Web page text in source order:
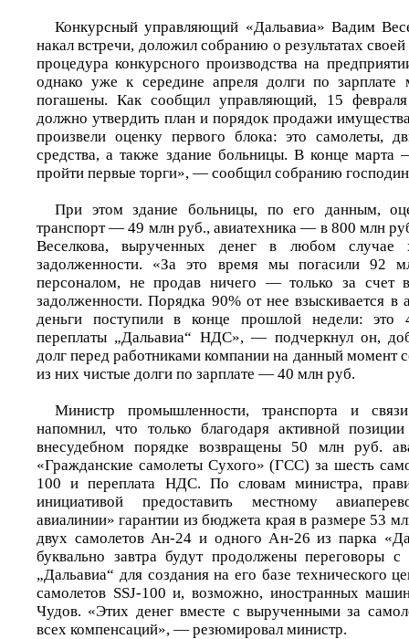
Конкурсный управляющий «Дальавиа» Вадим
накал встречи, доложил собранию о результатах
процедура конкурсного производства на
однако уже к середине апреля долги по зарплате
погашены. Как сообщил управляющий, 15 февраля
должно утвердить план и порядок продажи
произвели оценку первого блока: это самолеты,
средства, а также здание больницы. В конце марта
пройти первые торги», — сообщил собранию
При этом здание больницы, по его данным,
транспорт — 49 млн руб., авиатехника — в 800 млн
Веселкова, вырученных денег в любом случае
задолженности. «За это время мы погасили 92
персоналом, не продав ничего — только за счет
задолженности. Порядка 90% от нее взыскивается в
деньги поступили в конце прошлой недели: это
переплаты „Дальавиа“ НДС», — подчеркнул он,
долг перед работниками компании на данный момент
из них чистые долги по зарплате — 40 млн руб.
Министр промышленности, транспорта и
напомнил, что только благодаря активной
внесудебном порядке возвращены 50 млн руб.
«Гражданские самолеты Сухого» (ГСС) за шесть
100 и переплата НДС. По словам министра,
инициативой предоставить местному
авиалинии» гарантии из бюджета края в размере 53
двух самолетов Ан-24 и одного Ан-26 из парка
буквально завтра будут продолжены переговоры
„Дальавиа“ для создания на его базе технического
самолетов SSJ-100 и, возможно, иностранных
Чудов. «Этих денег вместе с вырученными за
всех компенсаций», — резюмировал министр.